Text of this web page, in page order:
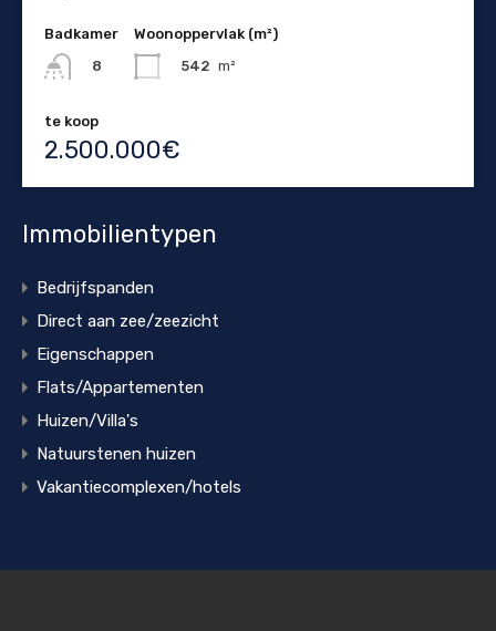
Badkamer
8
Woonoppervlak (m²)
542 m²
te koop
2.500.000€
Immobilientypen
Bedrijfspanden
Direct aan zee/zeezicht
Eigenschappen
Flats/Appartementen
Huizen/Villa's
Natuurstenen huizen
Vakantiecomplexen/hotels